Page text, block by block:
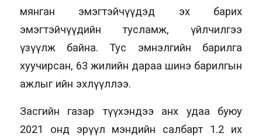
мянган эмэгтэйчүүдэд эх барих
эмэгтэйчүүдийн тусламж, үйлчилгээ
үзүүлж байна. Тус эмнэлгийн барилга
хуучирсан, 63 жилийн дараа шинэ барилгын
ажлыг ийн эхлүүллээ.
Засгийн газар түүхэндээ анх удаа буюу
2021 онд эрүүл мэндийн салбарт 1.2 их